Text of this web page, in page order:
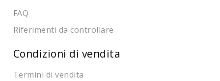
FAQ
Riferimenti da controllare
Condizioni di vendita
Termini di vendita